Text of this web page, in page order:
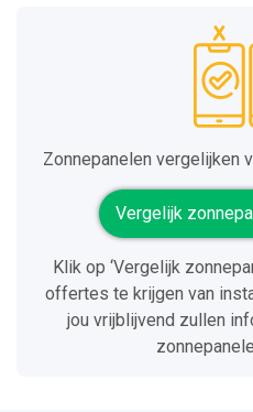
Zonnepanelen vergelijken
Vergelijk
Klik op ‘Vergelijk
offertes te krijgen van
jou vrijblijvend zullen